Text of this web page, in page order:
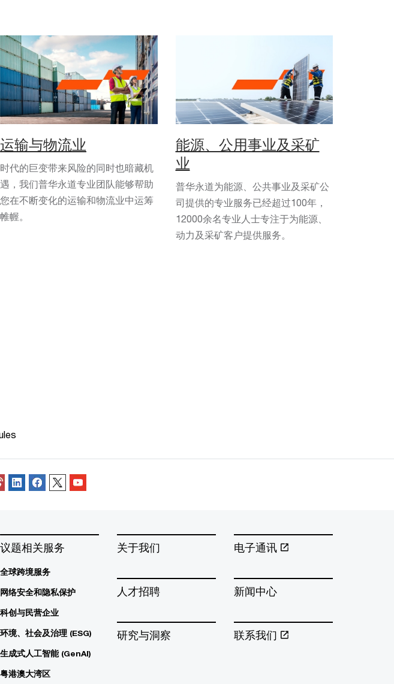
运输与物流业
时代的巨变带来风险的同时也暗藏机
遇，我们普华永道专业团队能够帮助
您在不断变化的运输和物流业中运筹
帷幄。
能源、公用事业及采矿
业
普华永道为能源、公共事业及采矿公
司提供的专业服务已经超过100年，
12000余名专业人士专注于为能源、
动力及采矿客户提供服务。
议题相关服务
全球跨境服务
网络安全和隐私保护
科创与民营企业
环境、社会及治理 (ESG)
生成式人工智能 (GenAI)
粤港澳大湾区
关于我们
人才招聘
研究与洞察
电子通讯
新闻中心
联系我们